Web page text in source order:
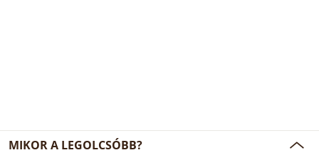
MIKOR A LEGOLCSÓBB?